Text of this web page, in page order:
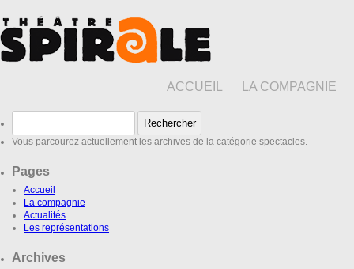
ACCUEIL LA COMPAGNIE
Vous parcourez actuellement les archives de la catégorie spectacles.
Pages
Accueil
La compagnie
Actualités
Les représentations
Archives